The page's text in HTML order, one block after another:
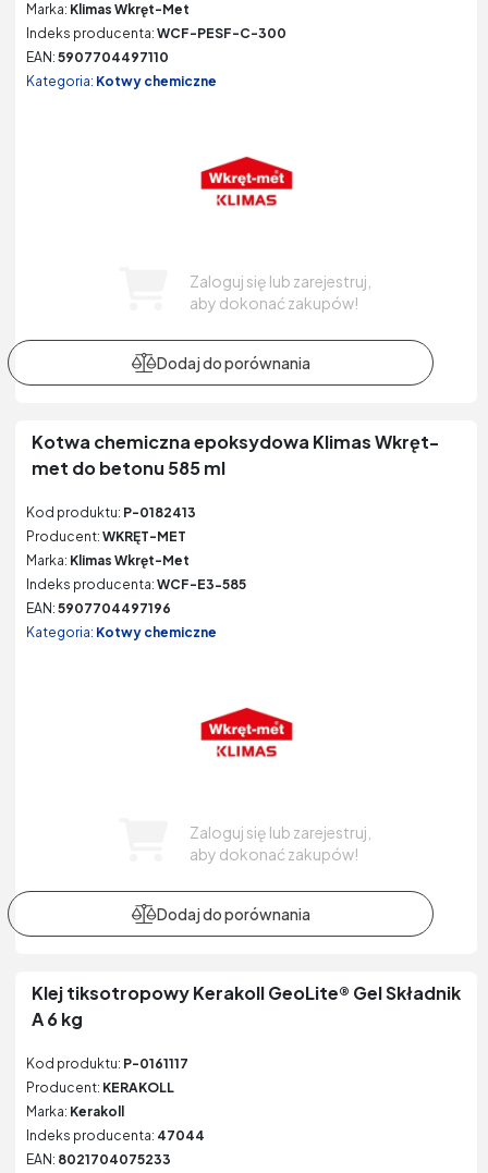
Marka: Klimas Wkręt-Met
Indeks producenta: WCF-PESF-C-300
EAN: 5907704497110
Kategoria: Kotwy chemiczne
Zaloguj się lub zarejestruj,
aby dokonać zakupów!
Kotwa chemiczna epoksydowa Klimas Wkręt-
met do betonu 585 ml
Kod produktu: P-0182413
Producent: WKRĘT-MET
Marka: Klimas Wkręt-Met
Indeks producenta: WCF-E3-585
EAN: 5907704497196
Kategoria: Kotwy chemiczne
Zaloguj się lub zarejestruj,
aby dokonać zakupów!
Klej tiksotropowy Kerakoll GeoLite® Gel Składnik
A 6 kg
Kod produktu: P-0161117
Producent: KERAKOLL
Marka: Kerakoll
Indeks producenta: 47044
EAN: 8021704075233